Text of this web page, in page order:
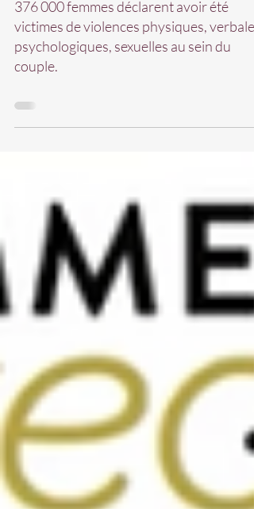
5 mars
376 000 femmes déclarent avoir été
psychologiques, sexuelles au sein du
couple.